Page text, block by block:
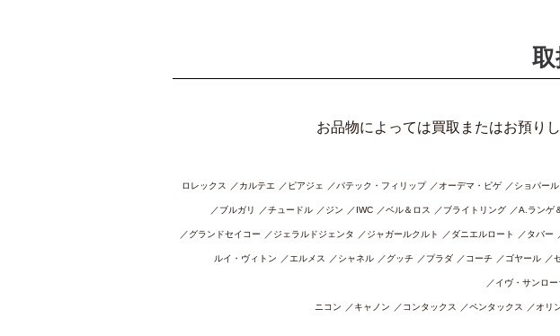
お品物によっては買取またはお預り
ロレックス カルテエ ピアジェ パテック・フィリップ オーデマ・ピゲ ショパール
ブルガリ チュードル ジン IWC ベル＆ロス ブライトリング A.ランゲ
グランドセイコー ジェラルドジェンタ ジャガールクルト ダニエルロート タバー
ルイ・ヴィトン エルメス シャネル グッチ プラダ コーチ ゴヤール
イヴ・サンロー
ニコン キャノン コンタックス ペンタックス オリ